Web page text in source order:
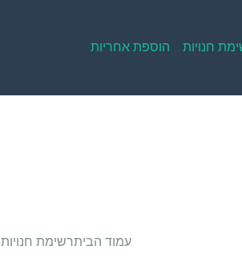
חנויות הוספת אחריות
עמוד הביתרשימת חנויות